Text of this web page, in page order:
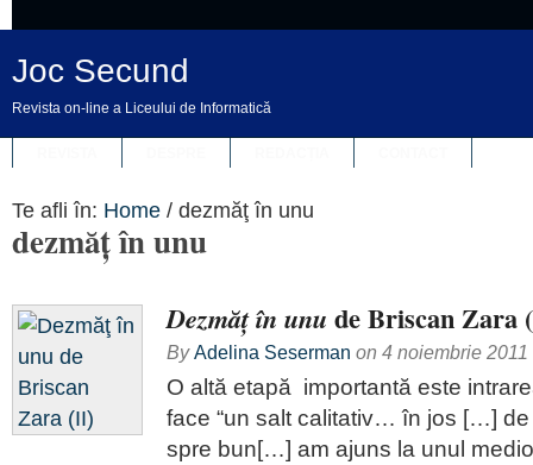
Joc Secund
Revista on-line a Liceului de Informatică
Te afli în: Home / dezmăţ în unu
dezmăţ în unu
Dezmăţ în unu de Briscan Zara
ByAdelina Seserman on 4 noiembrie 2011
O altă etapă importantă este
face “un salt calitativ… în jos […]
spre bun[…] am ajuns la unul